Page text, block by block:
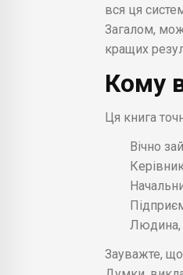
вся ця
Загалом,
кращих
Кому
Ця книга
Вічно
Людина,
Зауважте, що